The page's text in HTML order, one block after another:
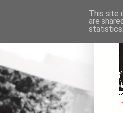
This site
are